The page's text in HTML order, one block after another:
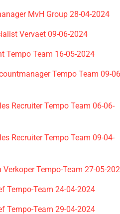
MvH Group 28-04-2024
Vervaet 09-06-2024
Tempo Team 16-05-2024
Tempo Team 09-
Recruiter Tempo Team 06-06-
Recruiter Tempo Team 09-04-
Verkoper Tempo-Team 27-05-
Tempo-Team 24-04-2024
Tempo-Team 29-04-2024